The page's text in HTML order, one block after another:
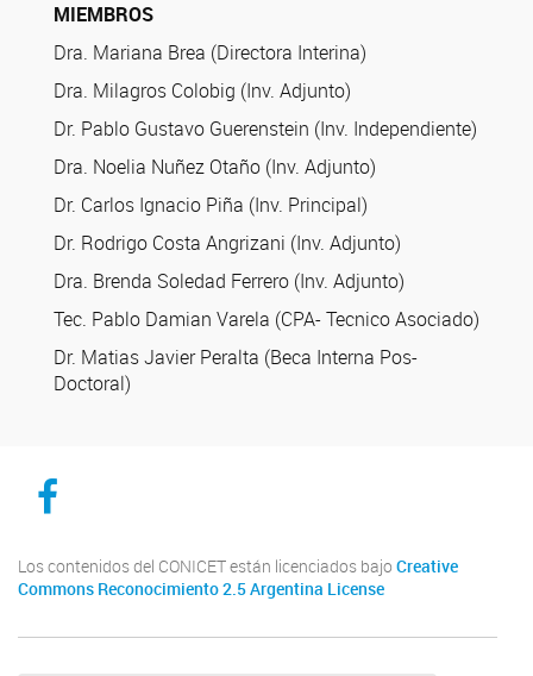
MIEMBROS
Dra. Mariana Brea (Directora Interina)
Dra. Milagros Colobig (Inv. Adjunto)
Dr. Pablo Gustavo Guerenstein (Inv. Independiente)
Dra. Noelia Nuñez Otaño (Inv. Adjunto)
Dr. Carlos Ignacio Piña (Inv. Principal)
Dr. Rodrigo Costa Angrizani (Inv. Adjunto)
Dra. Brenda Soledad Ferrero (Inv. Adjunto)
Tec. Pablo Damian Varela (CPA- Tecnico Asociado)
Dr. Matias Javier Peralta (Beca Interna Pos-
Doctoral)
CICYTTP en Facebook
Los contenidos del CONICET están licenciados bajo Creative
Commons Reconocimiento 2.5 Argentina License